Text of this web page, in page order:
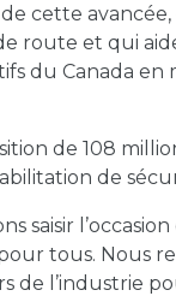
cette
route et qui
du Canada en
de 108
de
saisir
tous. Nous
de l’industrie